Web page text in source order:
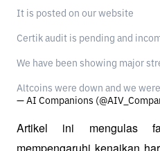
It is posted on our website
Certik audit is pending and
We have been showing major
Altcoins were down and we
— AI Companions
Artikel ini mengulas